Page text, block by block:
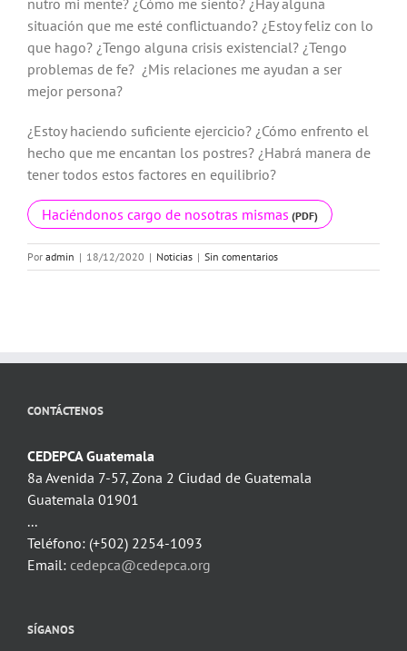
situación que me esté conflictuando? ¿Estoy feliz con lo
que hago? ¿Tengo alguna crisis existencial? ¿Tengo
problemas de fe? ¿Mis relaciones me ayudan a ser
mejor persona?
¿Estoy haciendo suficiente ejercicio? ¿Cómo enfrento el
hecho que me encantan los postres? ¿Habrá manera de
tener todos estos factores en equilibrio?
Haciéndonos cargo de nosotras mismas
Por admin | 18/12/2020 | Noticias | Sin comentarios
CONTÁCTENOS
CEDEPCA Guatemala
8a Avenida 7-57, Zona 2 Ciudad de Guatemala
Guatemala 01901
...
Teléfono: (+502) 2254-1093
Email: cedepca@cedepca.org
SÍGANOS